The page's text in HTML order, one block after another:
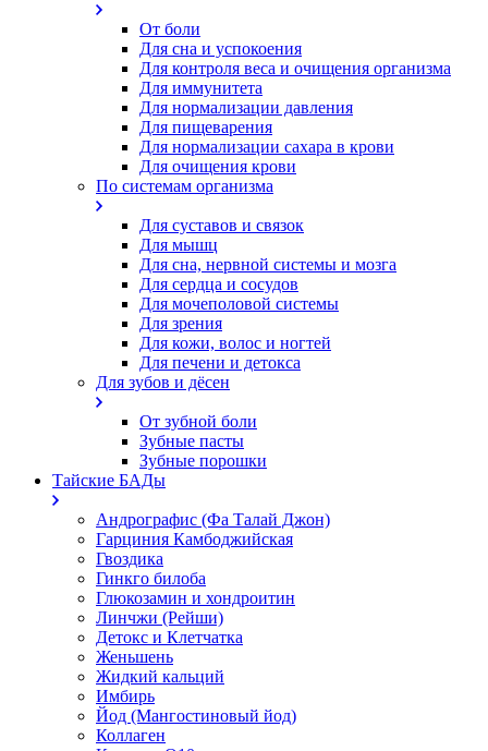
От боли
Для сна и успокоения
Для контроля веса и очищения организма
Для иммунитета
Для нормализации давления
Для пищеварения
Для нормализации сахара в крови
Для очищения крови
По системам организма
Для суставов и связок
Для мышц
Для сна, нервной системы и мозга
Для сердца и сосудов
Для мочеполовой системы
Для зрения
Для кожи, волос и ногтей
Для печени и детокса
Для зубов и дёсен
От зубной боли
Зубные пасты
Зубные порошки
Тайские БАДы
Андрографис (Фа Талай Джон)
Гарциния Камбоджийская
Гвоздика
Гинкго билоба
Глюкозамин и хондроитин
Линчжи (Рейши)
Детокс и Клетчатка
Женьшень
Жидкий кальций
Имбирь
Йод (Мангостиновый йод)
Коллаген